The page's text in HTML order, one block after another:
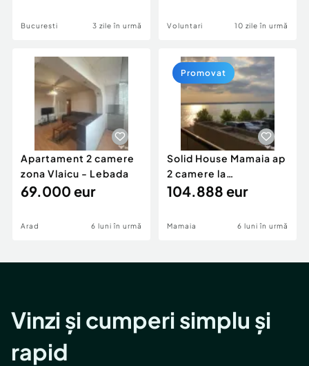
Bucuresti 3 zile în urmă Voluntari 10 zile în urmă
Apartament 2 camere
zona Vlaicu - Lebada
69.000 eur
Arad 6 luni în urmă
Solid House Mamaia ap
2 camere la
cheie,langa Mega
104.888 eur
Mamaia 6 luni în urmă
Promovat
Vinzi și cumperi simplu și
rapid